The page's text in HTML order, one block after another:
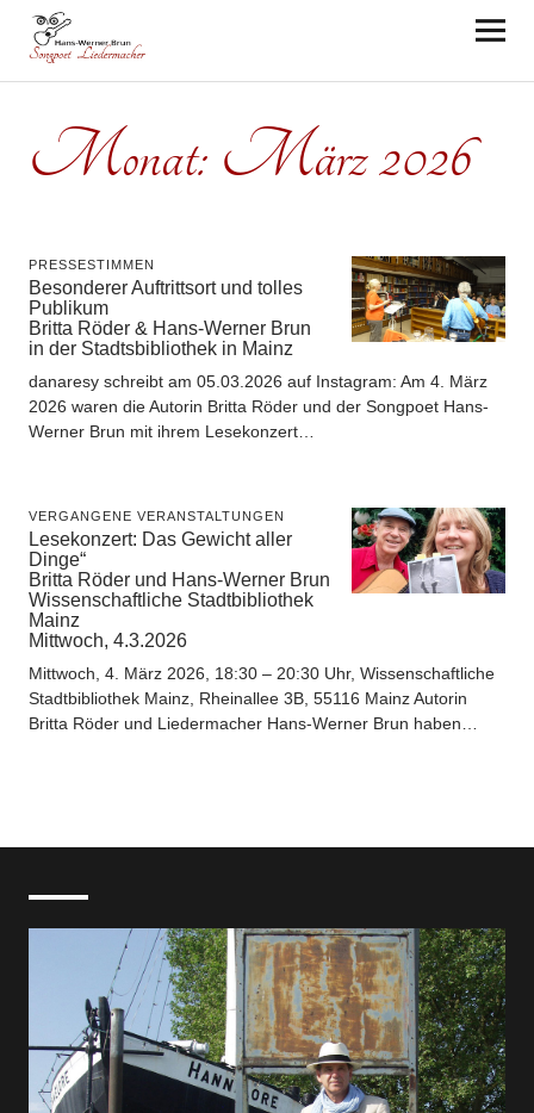
Hans-Werner Brun
Monat: März 2026
PRESSESTIMMEN
Besonderer Auftrittsort und tolles
Publikum
Britta Röder & Hans-Werner Brun
in der Stadtsbibliothek in Mainz
danaresy schreibt am 05.03.2026 auf Instagram: Am 4. März
2026 waren die Autorin Britta Röder und der Songpoet Hans-
Werner Brun mit ihrem Lesekonzert…
VERGANGENE VERANSTALTUNGEN
Lesekonzert: Das Gewicht aller
Dinge“
Britta Röder und Hans-Werner Brun
Wissenschaftliche Stadtbibliothek
Mainz
Mittwoch, 4.3.2026
Mittwoch, 4. März 2026, 18:30 – 20:30 Uhr, Wissenschaftliche
Stadtbibliothek Mainz, Rheinallee 3B, 55116 Mainz Autorin
Britta Röder und Liedermacher Hans-Werner Brun haben…